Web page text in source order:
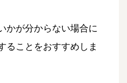
かが分からない場合に
ることをおすすめしま